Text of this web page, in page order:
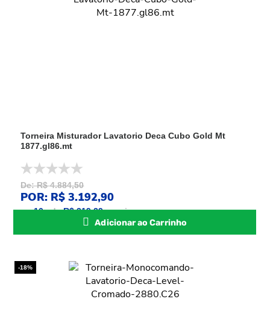
Torneira Misturador Lavatorio Deca Cubo Gold Mt
1877.gl86.mt
De: R$ 4.884,50
POR: R$ 3.192,90
ou10xdeR$ 319,29sem juros
Adicionar ao Carrinho
-18%